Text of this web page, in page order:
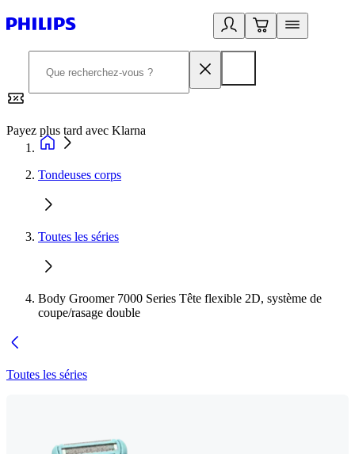
Payez plus tard avec Klarna
Tondeuses corps
Toutes les séries
Body Groomer 7000 Series Tête flexible 2D, système de
coupe/rasage double
Toutes les séries